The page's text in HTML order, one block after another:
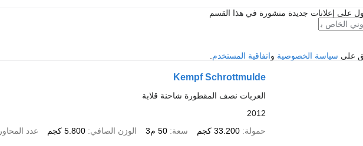
على إعلانات جديدة منشورة في هذا القسم
على سياسة الخصوصية واتفاقية المستخدم
Kempf Schrottmulde
العربات نصف المقطورة شاحنة قلابة
2012
حمولة 33.200 كجم سعة 50 م3 الوزن الصافي 5.800 كجم عدد المحاور